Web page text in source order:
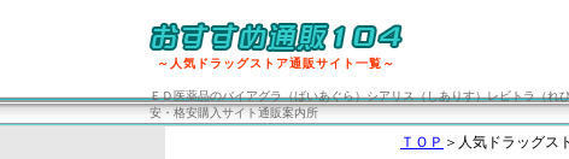
～人気ドラッグストア通販サイト一覧～
ＥＤ医薬品のバイアグラ（ばいあぐら）シアリス（しありす）レビトラ（
安・格安購入サイト通販案内所
ＴＯＰ ＞人気ドラッグス